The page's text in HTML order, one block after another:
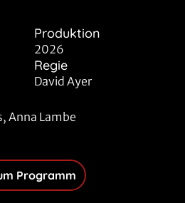
Produktion
2026
Regie
David Ayer
Anna Lambe
Programm